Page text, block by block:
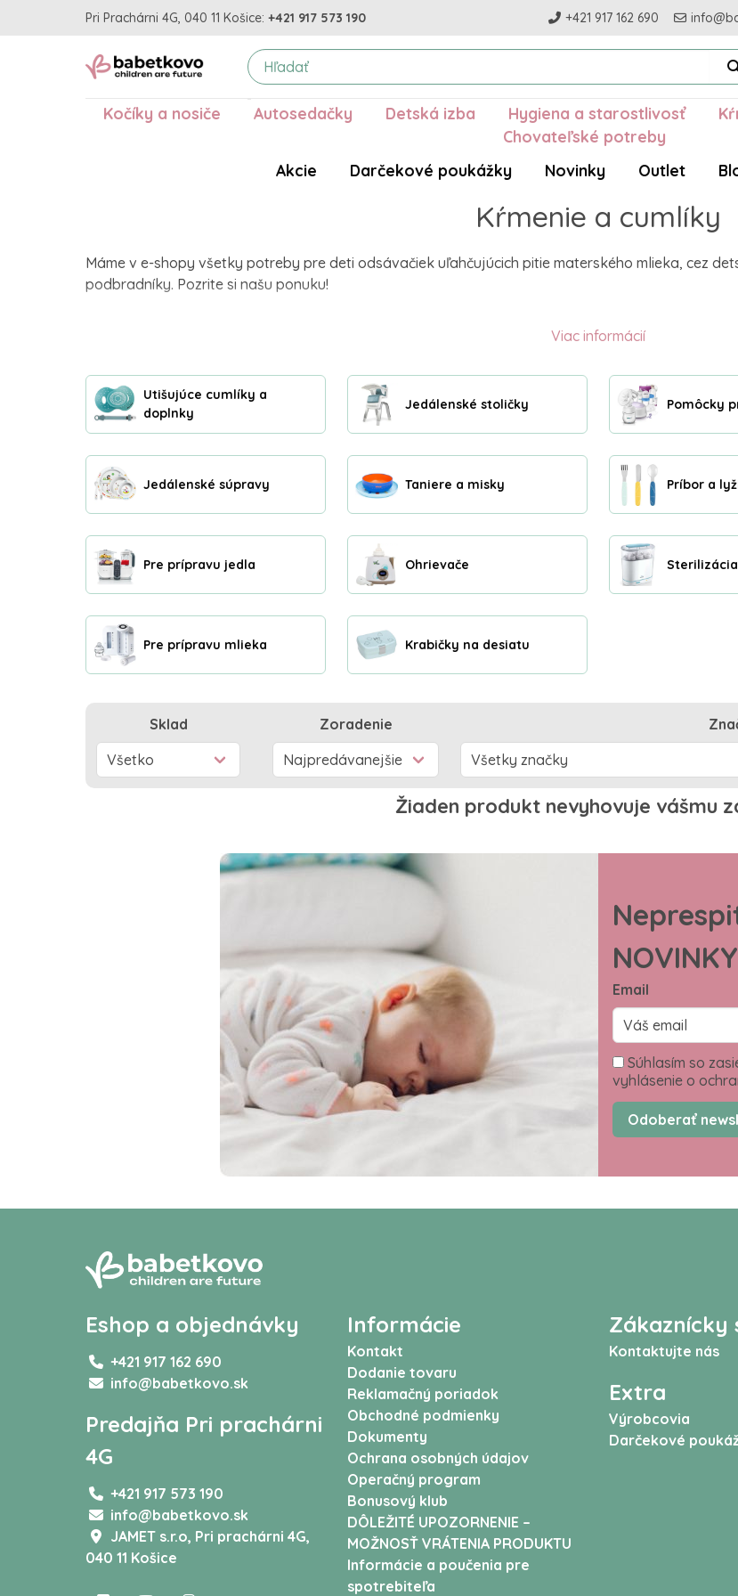
Pri Prachárni 4G, 040 11 Košice: +421 917 573 190 +421 917 162 690
Kočíky a nosiče Autosedačky Detská izba Hygiena a starostlivosť
Chovateľské potreby
Akcie
Darčekové poukážky Novinky Outlet
Kŕmenie a cumlíky
Máme v e-shopy všetky potreby pre deti odsávačiek uľahčujúcich pitie materského mlieka, cez
podbradníky. Pozrite si našu ponuku!
Viac informácií
Utišujúce cumlíky a
doplnky
Jedálenské stoličky Pomôcky
Jedálenské súpravy Taniere a misky Príbor a
Pre prípravu jedla Ohrievače Sterilizácia
Pre prípravu mlieka Krabičky na desiatu
Sklad Zoradenie
Žiaden produkt nevyhovuje vášmu
NOVINKY
Email
Súhlasím so
vyhlásenie o
Odoberať
Eshop a objednávky
+421 917 162 690
info@babetkovo.sk
Predajňa Pri prachárni
4G
+421 917 573 190
info@babetkovo.sk
JAMET s.r.o, Pri prachárni 4G,
040 11 Košice
Informácie
Kontakt
Dodanie tovaru
Reklamačný poriadok
Obchodné podmienky
Dokumenty
Ochrana osobných údajov
Operačný program
Bonusový klub
DÔLEŽITÉ UPOZORNENIE –
MOŽNOSŤ VRÁTENIA PRODUKTU
Informácie a poučenia pre
spotrebiteľa
Zákaznícky
Kontaktujte nás
Extra
Výrobcovia
Darčekové